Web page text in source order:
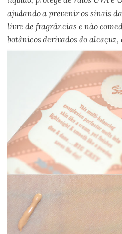
ajudando a prevenir os sinais
livre de fragrâncias e não
botânicos derivados do alcaçuz,